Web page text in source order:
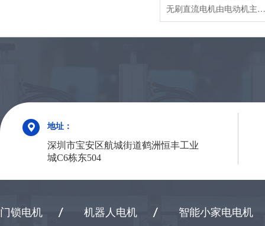
无刷直流电机由电动机主体和驱动器组成，是一种典型的机电一体化产品。由于无刷直流电动机是以自控式运行的，所以不会像变频调速下重载启动的同步电机那样在转子上另加启动绕组，也不会在负载突变时产生振荡和失步。无刷直流电动机是采用半导体开关器件来实现电子换向的，即用电子开关器件代替传统的接触式换向器和电刷。它具有可靠性高、无换向火花、机械噪声低等优点，广泛应用于高档录音座、录像机、电子仪器及自动化办公设备中。
地址：
深圳市宝安区航城街道鹤洲恒丰工业
城C6栋东504
门锁电机 机器人电机
智能小家电电机